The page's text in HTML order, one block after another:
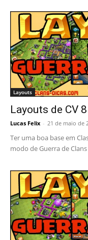
Layouts
Layouts de CV
Lucas Felix - 21 de maio de
Ter uma boa base em
modo de Guerra de